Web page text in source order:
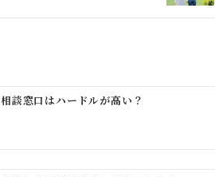
相談窓口はハードルが高い？